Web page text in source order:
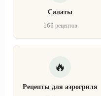
Салаты
166 рецептов
Рецепты для аэрогриля